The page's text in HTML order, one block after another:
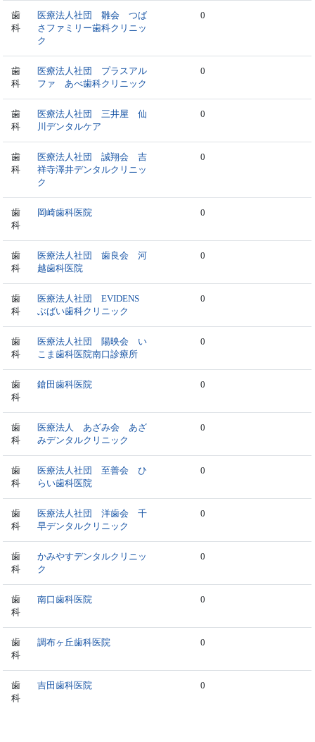
歯
科
医療法人社団 雛会 つば
さファミリー歯科クリニッ
ク
0
歯
科
医療法人社団 プラスアル
ファ あべ歯科クリニック
0
歯
科
医療法人社団 三井屋 仙
川デンタルケア
0
歯
科
医療法人社団 誠翔会 吉
祥寺澤井デンタルクリニッ
ク
0
歯
科
岡崎歯科医院 0
歯
科
医療法人社団 歯良会 河
越歯科医院
0
歯
科
医療法人社団 EVIDENS
ぶばい歯科クリニック
0
歯
科
医療法人社団 陽映会 い
こま歯科医院南口診療所
0
歯
科
鎗田歯科医院 0
歯
科
医療法人 あざみ会 あざ
みデンタルクリニック
0
歯
科
医療法人社団 至善会 ひ
らい歯科医院
0
歯
科
医療法人社団 洋歯会 千
早デンタルクリニック
0
歯
科
かみやすデンタルクリニッ
ク
0
歯
科
南口歯科医院 0
歯
科
調布ヶ丘歯科医院 0
歯
科
吉田歯科医院 0